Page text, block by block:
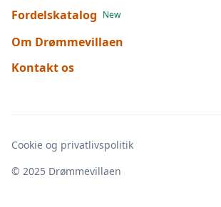
Fordelskatalog New
Om Drømmevillaen
Kontakt os
© 2025 Drømmevillaen
Cookie og privatlivspolitik